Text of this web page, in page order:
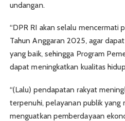
undangan.
“DPR RI akan selalu mencermati
Tahun Anggaran 2025, agar
yang baik, sehingga Program
dapat meningkatkan kualitas
“(Lalu) pendapatan rakyat
terpenuhi, pelayanan publik yang
menguatkan pemberdayaan